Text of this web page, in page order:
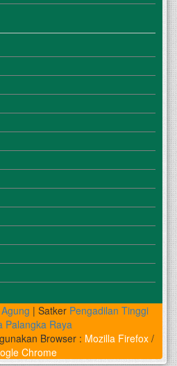
| Satker Pengadilan Tinggi
Palangka Raya
Browser : Mozilla Firefox/
Chrome